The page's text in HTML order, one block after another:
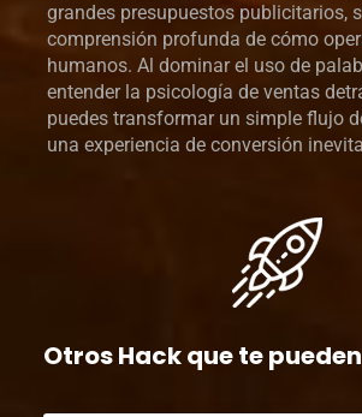
grandes presupuestos publicitarios,
comprensión profunda de cómo
humanos. Al dominar el uso de
entender la psicología de ventas
puedes transformar un simple flujo
una experiencia de conversión
Otros Hack que te